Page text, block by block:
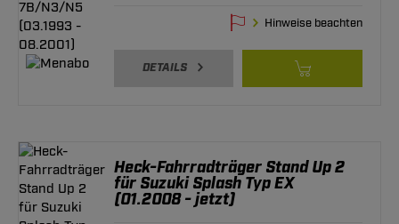
Hinweise beachten
DETAILS
Heck-Fahrradträger Stand Up 2
für Suzuki Splash Typ EX
(01.2008 - jetzt)